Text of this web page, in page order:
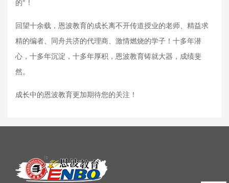
的"！
回望十余载，恩波教育的成长离不开传道授业的老师、精益求
精的编者、同舟共济的代理商、激情燃烧的学子！十多年潜
心，十多年沉淀，十多年厚积，恩波教育铸就大器，成绩斐
然。
成长中的恩波教育更加期待您的关注！